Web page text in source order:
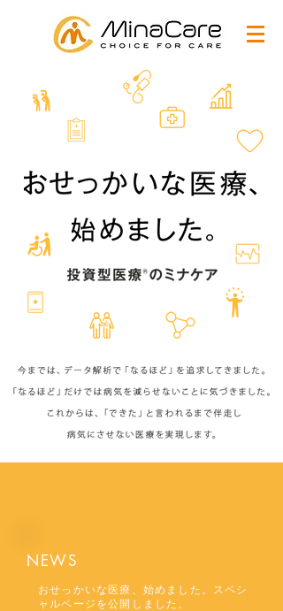
NEWS
おせっかいな医療、始めました。スペシ
ャルページを公開しました。